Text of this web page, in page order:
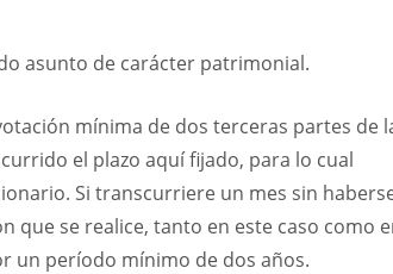
asunto de carácter patrimonial.
mínima de dos terceras partes de
el plazo aquí fijado, para lo cual
Si transcurriere un mes sin
que se realice, tanto en este caso como
un período mínimo de dos años.